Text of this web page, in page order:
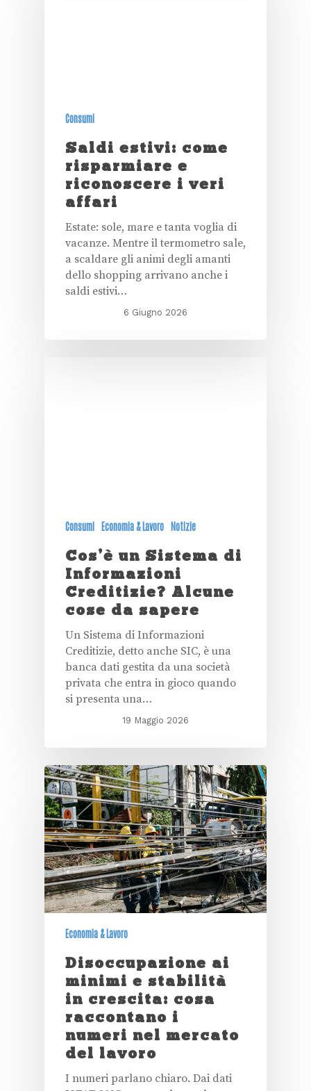
Consumi
Saldi estivi: come
risparmiare e
riconoscere i veri
affari
Estate: sole, mare e tanta voglia di
vacanze. Mentre il termometro sale,
a scaldare gli animi degli amanti
dello shopping arrivano anche i
saldi estivi…
6 Giugno 2026
Consumi Economia & Lavoro Notizie
Cos’è un Sistema di
Informazioni
Creditizie? Alcune
cose da sapere
Un Sistema di Informazioni
Creditizie, detto anche SIC, è una
banca dati gestita da una società
privata che entra in gioco quando
si presenta una…
19 Maggio 2026
Economia & Lavoro
Disoccupazione ai
minimi e stabilità
in crescita: cosa
raccontano i
numeri nel mercato
del lavoro
I numeri parlano chiaro. Dai dati